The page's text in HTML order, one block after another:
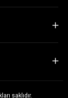
saklıdır.